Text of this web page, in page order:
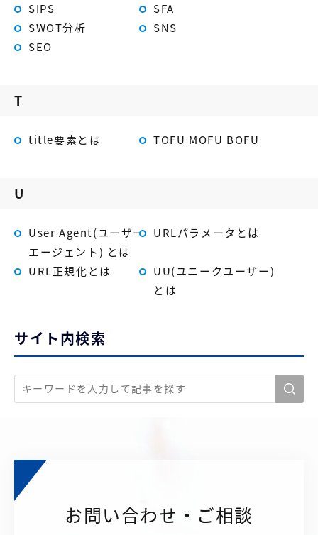
SIPS
SFA
SWOT分析
SNS
SEO
T
title要素とは TOFU MOFU BOFU
U
User Agent(ユーザー
エージェント) とは
URLパラメータとは
URL正規化とは
UU(ユニークユーザー)
とは
サイト内検索
お問い合わせ・ご相談